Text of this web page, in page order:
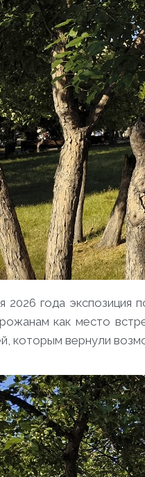
2026 года экспозиция
как место
которым вернули